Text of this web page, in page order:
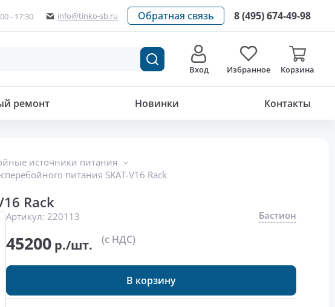
- 17:30 info@tinko-sb.ru Обратная связь 8 (495) 674-49-98
Вход Избранное Корзина
ремонт Новинки Контакты
источники питания
питания SKAT-V16 Rack
Rack
Артикул: 220113 Бастион
45200 р./шт. (с НДС)
В корзину
45 200р./шт.